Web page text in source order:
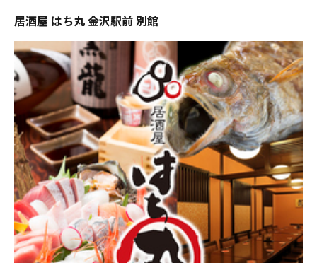
居酒屋 はち丸 金沢駅前 別館